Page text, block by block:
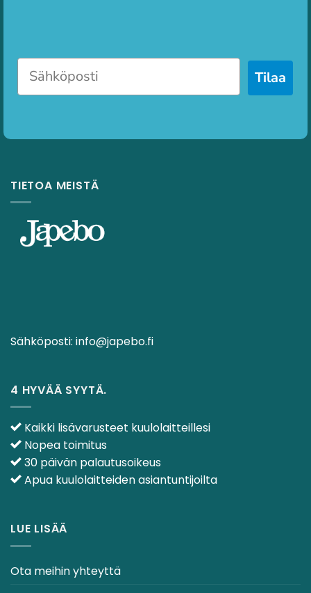
Tilaa
TIETOA MEISTÄ
Sähköposti: info@japebo.fi
4 HYVÄÄ SYYTÄ.
Kaikki lisävarusteet kuulolaitteillesi
Nopea toimitus
30 päivän palautusoikeus
Apua kuulolaitteiden asiantuntijoilta
LUE LISÄÄ
Ota meihin yhteyttä